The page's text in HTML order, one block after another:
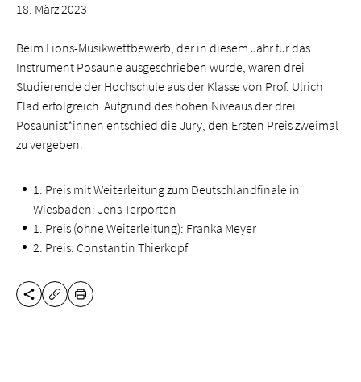
18. März 2023
Beim Lions-Musik­wettbewerb, der in diesem Jahr für das
Instrument Posaune ausgeschrieben wurde, waren drei
Studierende der Hochschule aus der Klasse von Prof. Ulrich
Flad erfolgreich. Aufgrund des hohen Niveaus der drei
Posaunist*innen entschied die Jury, den Ersten Preis zweimal
zu vergeben.
1. Preis mit Weiterleitung zum Deutschlandfinale in
Wiesbaden: Jens Terporten
1. Preis (ohne Weiterleitung): Franka Meyer
2. Preis: Constantin Thierkopf
DIESE SEITE TEILEN
URL KOPIEREN
DRUCKEN